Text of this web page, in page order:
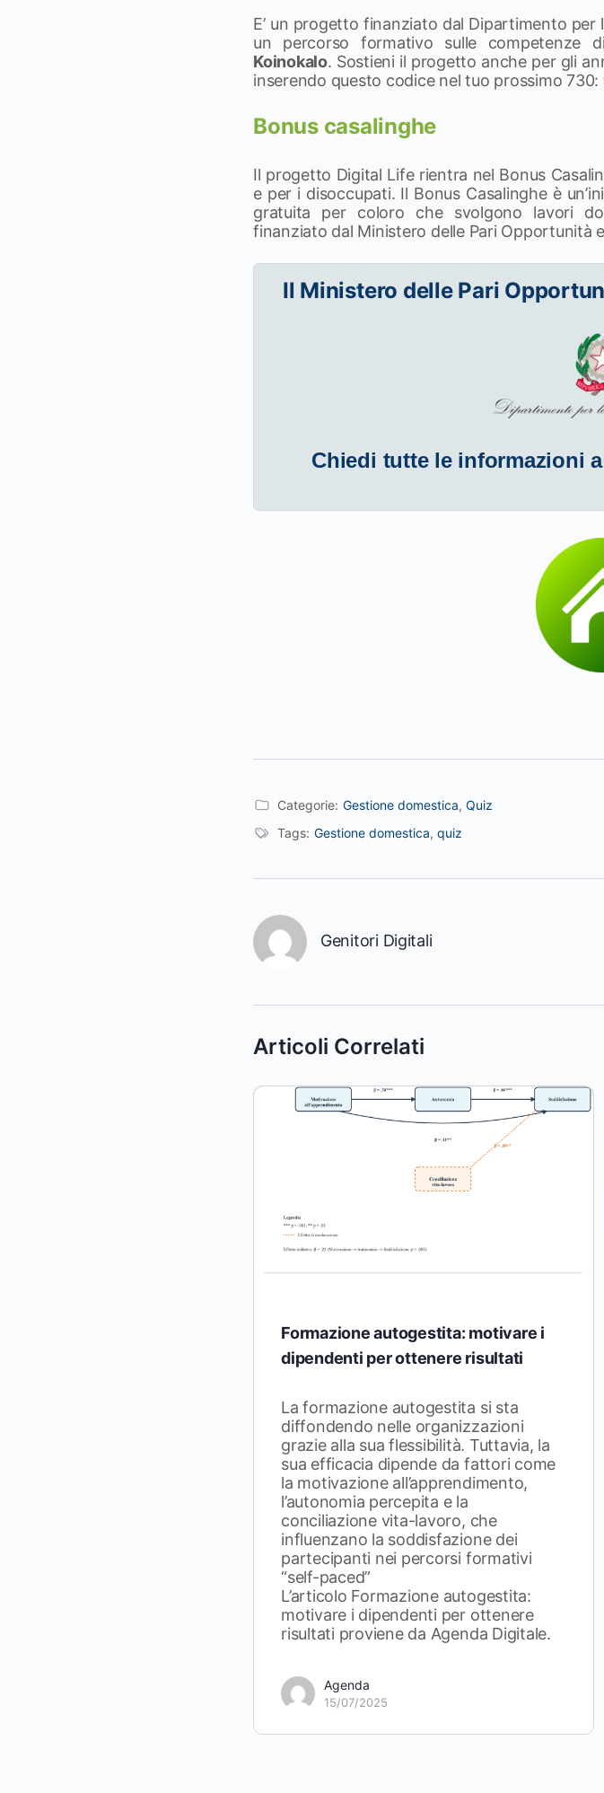
E’ un progetto finanziato dal Dipartimento
un percorso formativo sulle competenze
Koinokalo. Sostieni il progetto anche per gli
inserendo questo codice nel tuo prossimo 730:
Bonus casalinghe
Il progetto Digital Life rientra nel Bonus
e per i disoccupati. Il Bonus Casalinghe è
gratuita per coloro che svolgono lavori
finanziato dal Ministero delle Pari Opportunità
Il Ministero delle Pari
Chiedi tutte le informazioni a
Categorie: Gestione domestica, Quiz
Tags: Gestione domestica, quiz
Genitori Digitali
Articoli Correlati
Formazione autogestita: motivare i
dipendenti per ottenere risultati
La formazione autogestita si sta
diffondendo nelle organizzazioni
grazie alla sua flessibilità. Tuttavia, la
sua efficacia dipende da fattori come
la motivazione all’apprendimento,
l’autonomia percepita e la
conciliazione vita-lavoro, che
influenzano la soddisfazione dei
partecipanti nei percorsi formativi
“self-paced”
L’articolo Formazione autogestita:
motivare i dipendenti per ottenere
risultati proviene da Agenda Digitale.
Agenda
15/07/2025